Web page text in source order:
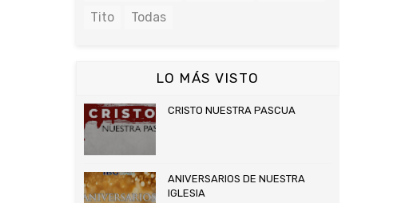
Tito
Todas
LO MÁS VISTO
CRISTO NUESTRA PASCUA
ANIVERSARIOS DE NUESTRA
IGLESIA